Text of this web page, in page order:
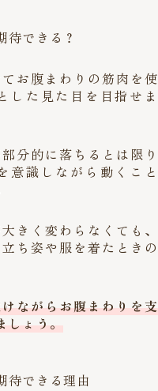
待できる？
お腹まわりの筋肉を使
した見た目を目指せま
分的に落ちるとは限り
意識しながら動くこと
きく変わらなくても、
ち姿や服を着たときの
ながらお腹まわりを支
ょう。
待できる理由